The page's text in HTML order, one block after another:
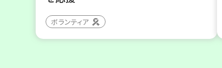
ボランティア